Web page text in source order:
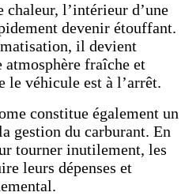
chaleur, l’intérieur d’une
devenir étouffant.
il devient
fraîche et
le véhicule est à l’arrêt.
constitue également un
gestion du carburant. En
tourner inutilement, les
leurs dépenses et